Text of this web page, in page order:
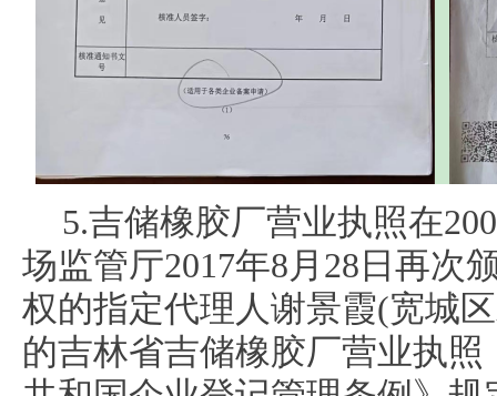
5.吉储橡胶厂营业执照在
场监管厅2017年8月28日再次
权的指定代理人谢景霞(宽城
的吉林省吉储橡胶厂营业执